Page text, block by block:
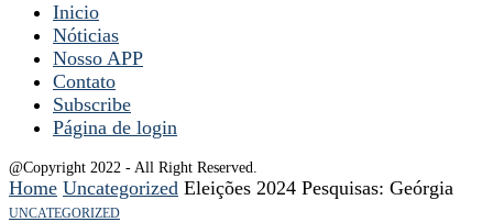
Inicio
Nóticias
Nosso APP
Contato
Subscribe
Página de login
@Copyright 2022 - All Right Reserved.
Home Uncategorized Eleições 2024 Pesquisas: Geórgia
UNCATEGORIZED